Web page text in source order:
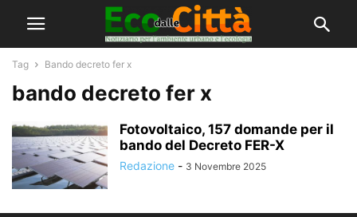
Tag Bando decreto fer x
bando decreto fer x
Fotovoltaico, 157 domande per il
bando del Decreto FER-X
Redazione - 3 Novembre 2025